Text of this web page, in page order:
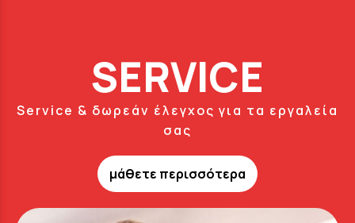
SERVICE
Service & δωρεάν έλεγχος για τα εργαλεία
σας
μάθετε περισσότερα